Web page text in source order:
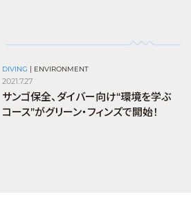
DIVING | ENVIRONMENT
2021.7.27
サンゴ保全、ダイバー向け“環境を学ぶ
コース”がグリーン・フィンズで開始！